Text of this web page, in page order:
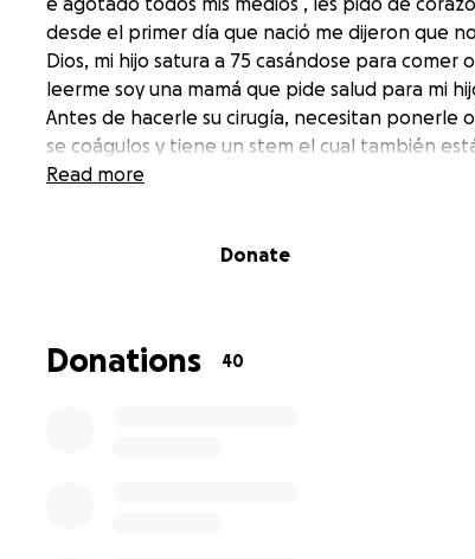
desde el primer día que nació me dijeron que
Dios, mi hijo satura a 75 casándose para comer
leerme soy una mamá que pide salud para mi
Antes de hacerle su cirugía, necesitan ponerle
se coágulos y tiene un stem el cual también
Read more
Donate
Donations 40